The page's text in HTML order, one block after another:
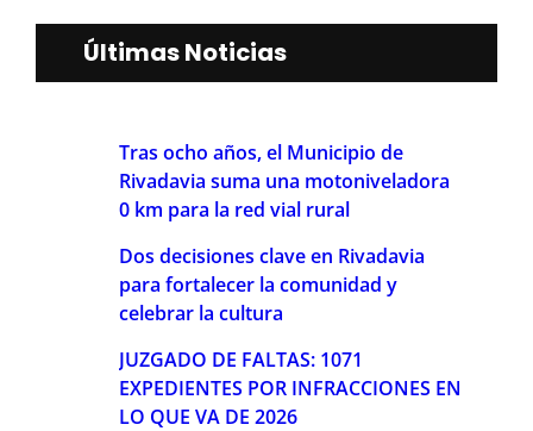
Últimas Noticias
Tras ocho años, el Municipio de
Rivadavia suma una motoniveladora
0 km para la red vial rural
Dos decisiones clave en Rivadavia
para fortalecer la comunidad y
celebrar la cultura
JUZGADO DE FALTAS: 1071
EXPEDIENTES POR INFRACCIONES EN
LO QUE VA DE 2026